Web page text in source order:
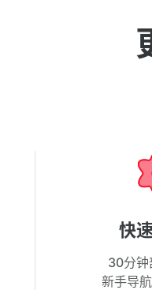
快
30分钟
新手导